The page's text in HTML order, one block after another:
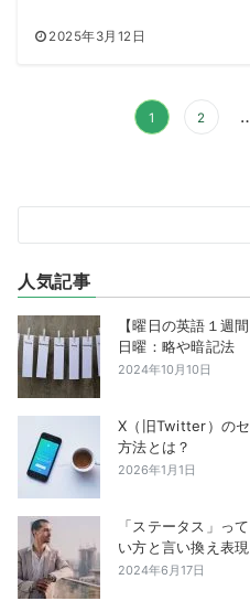
2025年3月12日
ジ
送
り
1 2
人気記事
【曜日の英語１週
日曜：略や暗記法
2024年10月10日
X（旧Twitter）の
方法とは？
2026年1月1日
「ステータス」っ
い方と言い換え表現
2024年6月17日